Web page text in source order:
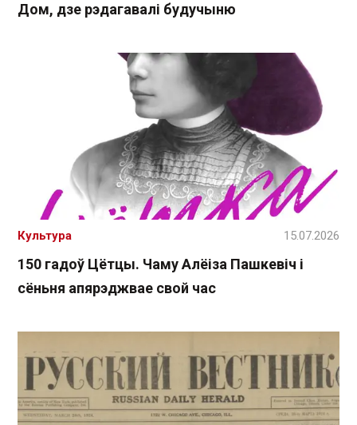
Дом, дзе рэдагавалі будучыню
150 гадоў Цётцы. Чаму Алёіза Пашкевіч і
сёньня апярэджвае свой час
Культура 15.07.2026